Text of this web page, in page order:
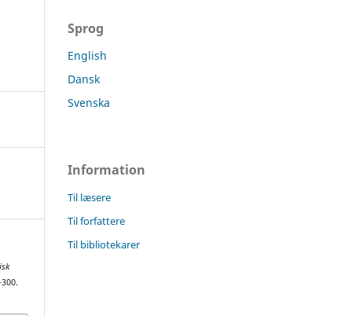
Sprog
English
Dansk
Svenska
Information
Til læsere
Til forfattere
Til bibliotekarer